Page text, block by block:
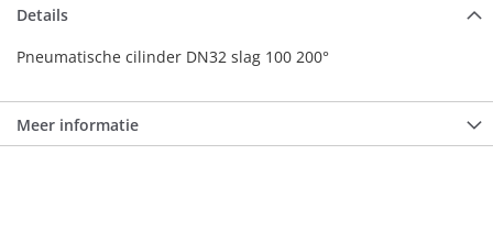
Details
Pneumatische cilinder DN32 slag 100 200°
Meer informatie